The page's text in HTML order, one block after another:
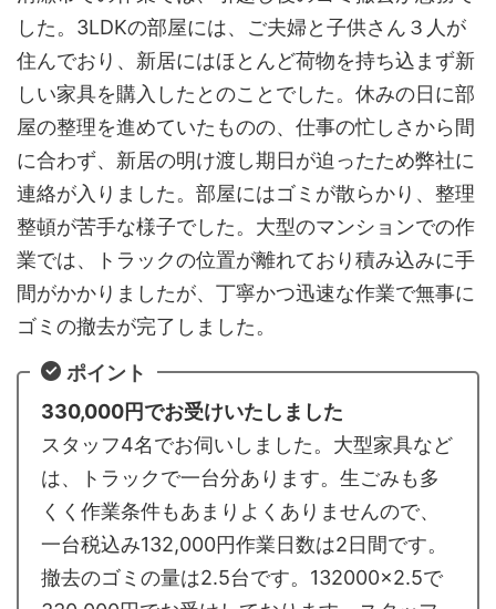
した。3LDKの部屋には、ご夫婦と子供さん３人が
住んでおり、新居にはほとんど荷物を持ち込まず新
しい家具を購入したとのことでした。休みの日に部
屋の整理を進めていたものの、仕事の忙しさから間
に合わず、新居の明け渡し期日が迫ったため弊社に
連絡が入りました。部屋にはゴミが散らかり、整理
整頓が苦手な様子でした。大型のマンションでの作
業では、トラックの位置が離れており積み込みに手
間がかかりましたが、丁寧かつ迅速な作業で無事に
ゴミの撤去が完了しました。
ポイント
330,000円でお受けいたしました
スタッフ4名でお伺いしました。大型家具など
は、トラックで一台分あります。生ごみも多
くく作業条件もあまりよくありませんので、
一台税込み132,000円作業日数は2日間です。
撤去のゴミの量は2.5台です。132000×2.5で